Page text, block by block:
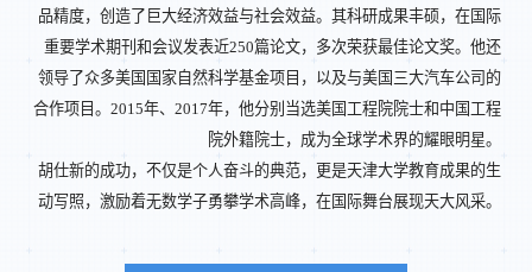
品精度，创造了巨大经济效益与社会效益。其科研成果丰硕，在国际
重要学术期刊和会议发表近250篇论文，多次荣获最佳论文奖。他还
领导了众多美国国家自然科学基金项目，以及与美国三大汽车公司的
合作项目。2015年、2017年，他分别当选美国工程院院士和中国工程
院外籍院士，成为全球学术界的耀眼明星。
胡仕新的成功，不仅是个人奋斗的典范，更是天津大学教育成果的生
动写照，激励着无数学子勇攀学术高峰，在国际舞台展现天大风采。